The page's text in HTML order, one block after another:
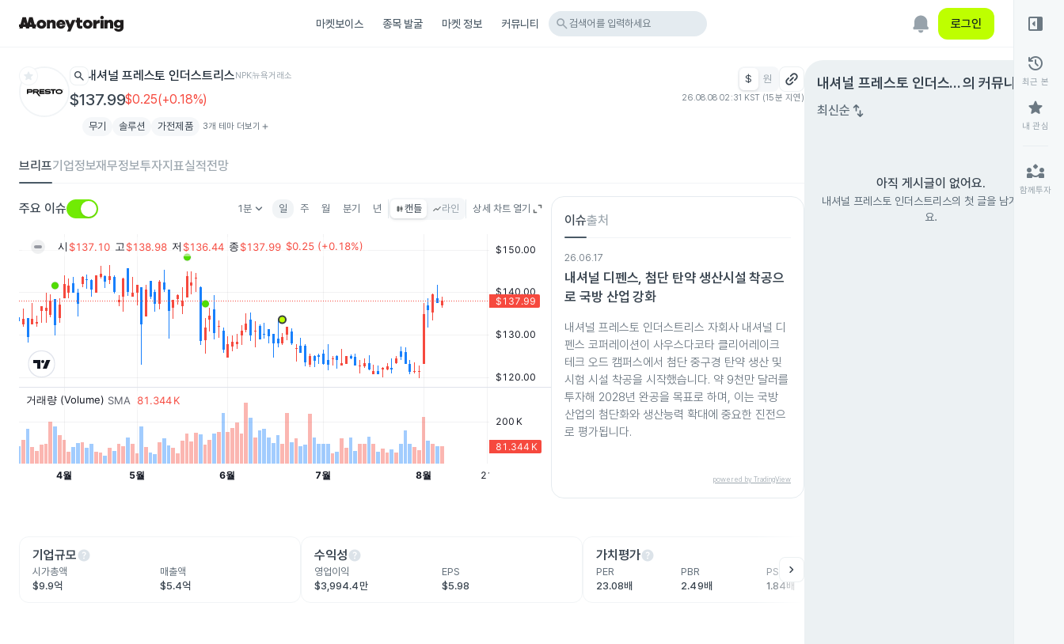
마켓보이스 종목 발굴 마켓 정보 커뮤니티 search 검색어를 입력하세요 로그인
star search 내셔널 프레스토 인더스트리스NPK뉴욕거래소
$137.99$0.25(+0.18%)
$ 원
26.08.08 02:31 KST (15분 지연)
무기 솔루션 가전제품 3개 테마 더보기 add
브리프기업정보재무정보투자지표실적전망
주요 이슈 1분keyboard_arrow_down 일 주 월 분기 년 캔들 라인 상세 차트 열기
이슈출처
26.06.17
내셔널 디펜스, 첨단 탄약 생산시설 착공으
로 국방 산업 강화
내셔널 프레스토 인더스트리스 자회사 내셔널 디
펜스 코퍼레이션이 사우스다코타 클리어레이크
테크 오드 캠퍼스에서 첨단 중구경 탄약 생산 및
시험 시설 착공을 시작했습니다. 약 9천만 달러를
투자해 2028년 완공을 목표로 하며, 이는 국방
산업의 첨단화와 생산능력 확대에 중요한 진전으
로 평가됩니다.
powered by TradingView
기업규모help
시가총액
$9.9억
매출액
$5.4억
수익성help
영업이익
$3,994.4만
EPS
$5.98
가치평가help
PER
23.08배
PBR
2.49배
PSR
1.84배
chevron_right
내셔널 프레스토 인더스트
리스
의 커뮤니티expand_circle_right
최신순 swap_vert
아직 게시글이 없어요.
내셔널 프레스토 인더스트리스의 첫 글을 남겨 보세
요.
right_panel_open
history
최근 본
star
내 관심
partner_exchange
함께투자